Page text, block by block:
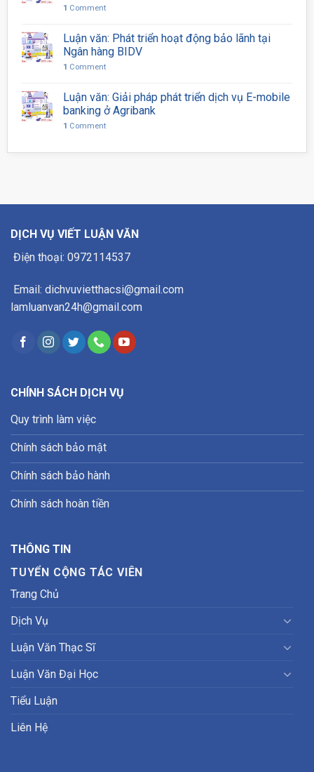
1 Comment
Luận văn: Phát triển hoạt động bảo lãnh tại
Ngân hàng BIDV
1 Comment
Luận văn: Giải pháp phát triển dịch vụ E-mobile
banking ở Agribank
1 Comment
DỊCH VỤ VIẾT LUẬN VĂN
Điện thoại: 0972114537
Email: dichvuvietthacsi@gmail.com
lamluanvan24h@gmail.com
CHÍNH SÁCH DỊCH VỤ
Quy trình làm việc
Chính sách bảo mật
Chính sách bảo hành
Chính sách hoàn tiền
THÔNG TIN
TUYỂN CỘNG TÁC VIÊN
Trang Chủ
Dịch Vụ
Luận Văn Thạc Sĩ
Luận Văn Đại Học
Tiểu Luận
Liên Hệ